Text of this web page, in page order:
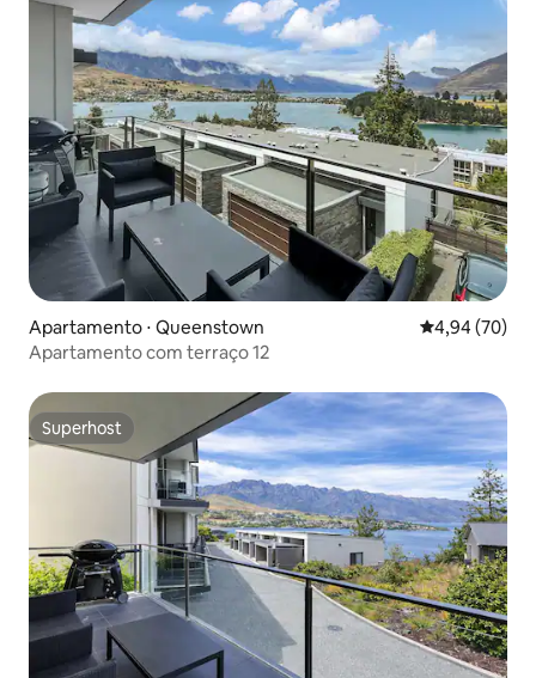
Apartamento ⋅ Queenstown 4,94 de uma
4,94 (70)
Apartamento com terraço 12
Superhost
Superhost